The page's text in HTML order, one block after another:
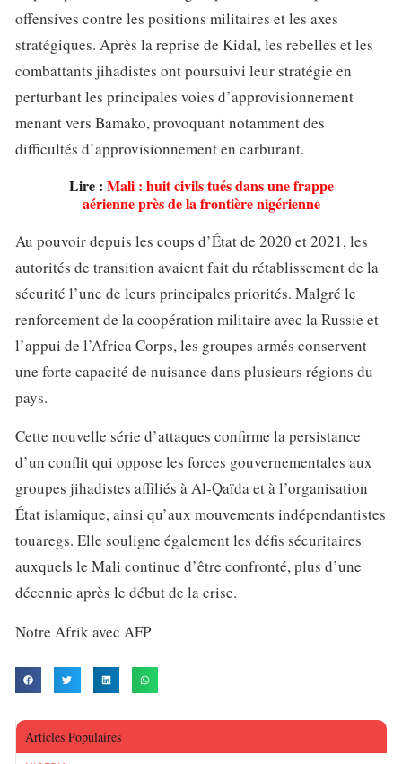
offensives contre les positions militaires et les axes
stratégiques. Après la reprise de Kidal, les rebelles et les
combattants jihadistes ont poursuivi leur stratégie en
perturbant les principales voies d’approvisionnement
menant vers Bamako, provoquant notamment des
difficultés d’approvisionnement en carburant.
Lire : Mali : huit civils tués dans une frappe
aérienne près de la frontière nigérienne
Au pouvoir depuis les coups d’État de 2020 et 2021, les
autorités de transition avaient fait du rétablissement de la
sécurité l’une de leurs principales priorités. Malgré le
renforcement de la coopération militaire avec la Russie et
l’appui de l’Africa Corps, les groupes armés conservent
une forte capacité de nuisance dans plusieurs régions du
pays.
Cette nouvelle série d’attaques confirme la persistance
d’un conflit qui oppose les forces gouvernementales aux
groupes jihadistes affiliés à Al-Qaïda et à l’organisation
État islamique, ainsi qu’aux mouvements indépendantistes
touaregs. Elle souligne également les défis sécuritaires
auxquels le Mali continue d’être confronté, plus d’une
décennie après le début de la crise.
Notre Afrik avec AFP
Articles Populaires